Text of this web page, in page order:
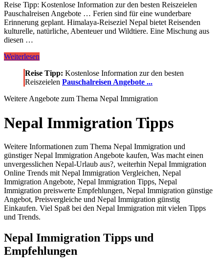
Reise Tipp: Kostenlose Information zur den besten Reiszeielen
Pauschalreisen Angebote … Ferien sind für eine wunderbare
Erinnerung geplant. Himalaya-Reiseziel Nepal bietet Reisenden
kulturelle, natürliche, Abenteuer und Wildtiere. Eine Mischung aus
diesen …
Was
unvergesslichen
Urlaub
Weiterlesen
Reise Tipp: Kostenlose Information zur den besten
Reiszeielen Pauschalreisen Angebote ...
Weitere Angebote zum Thema Nepal Immigration
Nepal Immigration Tipps
Weitere Informationen zum Thema Nepal Immigration und
günstiger Nepal Immigration Angebote kaufen, Was macht einen
unvergesslichen Nepal-Urlaub aus?, weiterhin Nepal Immigration
Online Trends mit Nepal Immigration Vergleichen, Nepal
Immigration Angebote, Nepal Immigration Tipps, Nepal
Immigration preiswerte Empfehlungen, Nepal Immigration günstige
Angebot, Preisvergleiche und Nepal Immigration günstig
Einkaufen. Viel Spaß bei den Nepal Immigration mit vielen Tipps
und Trends.
Nepal Immigration Tipps und
Empfehlungen